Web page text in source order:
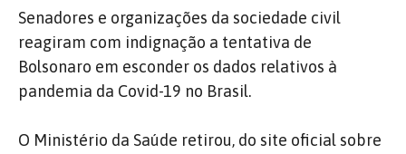
Senadores e organizações da sociedade civil
reagiram com indignação a tentativa de
Bolsonaro em esconder os dados relativos à
pandemia da Covid-19 no Brasil.
O Ministério da Saúde retirou, do site oficial sobre